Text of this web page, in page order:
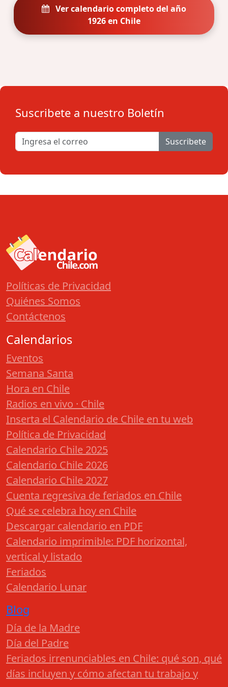
Ver calendario completo del año
1926 en Chile
Suscribete a nuestro Boletín
Suscribete
Políticas de Privacidad
Quiénes Somos
Contáctenos
Calendarios
Eventos
Semana Santa
Hora en Chile
Radios en vivo · Chile
Inserta el Calendario de Chile en tu web
Política de Privacidad
Calendario Chile 2025
Calendario Chile 2026
Calendario Chile 2027
Cuenta regresiva de feriados en Chile
Qué se celebra hoy en Chile
Descargar calendario en PDF
Calendario imprimible: PDF horizontal,
vertical y listado
Feriados
Calendario Lunar
Blog
Día de la Madre
Día del Padre
Feriados irrenunciables en Chile: qué son, qué
días incluyen y cómo afectan tu trabajo y